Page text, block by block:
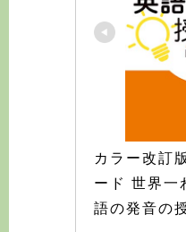
カラー改訂
ード 世界一
語の発音の